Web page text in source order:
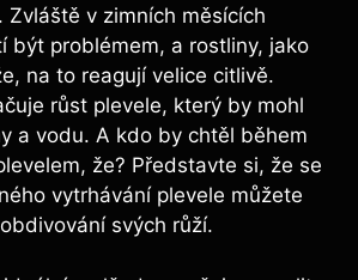
Zvláště v zimních měsících
být problémem, a rostliny, jako
na to reagují velice citlivě.
růst plevele, který by mohl
a vodu. A kdo by chtěl během
že? Představte si, že se
vytrhávání plevele můžete
svých růží.